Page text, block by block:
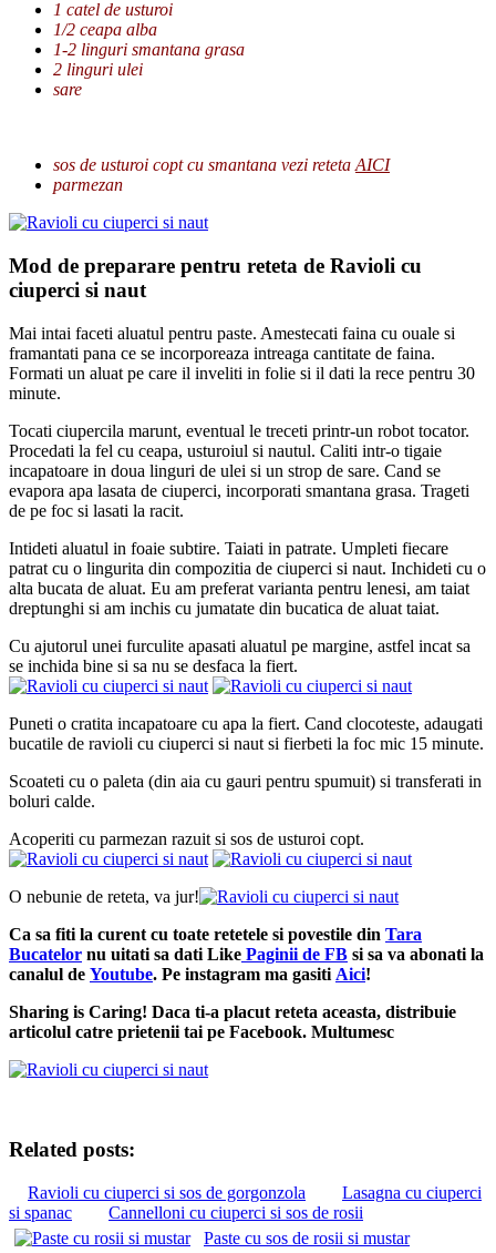
1 catel de usturoi
1/2 ceapa alba
1-2 linguri smantana grasa
2 linguri ulei
sare
sos de usturoi copt cu smantana vezi reteta AICI
parmezan
Mod de preparare pentru reteta de Ravioli cu
ciuperci si naut
Mai intai faceti aluatul pentru paste. Amestecati faina cu ouale si
framantati pana ce se incorporeaza intreaga cantitate de faina.
Formati un aluat pe care il inveliti in folie si il dati la rece pentru 30
minute.
Tocati ciupercila marunt, eventual le treceti printr-un robot tocator.
Procedati la fel cu ceapa, usturoiul si nautul. Caliti intr-o tigaie
incapatoare in doua linguri de ulei si un strop de sare. Cand se
evapora apa lasata de ciuperci, incorporati smantana grasa. Trageti
de pe foc si lasati la racit.
Intideti aluatul in foaie subtire. Taiati in patrate. Umpleti fiecare
patrat cu o lingurita din compozitia de ciuperci si naut. Inchideti cu o
alta bucata de aluat. Eu am preferat varianta pentru lenesi, am taiat
dreptunghi si am inchis cu jumatate din bucatica de aluat taiat.
Cu ajutorul unei furculite apasati aluatul pe margine, astfel incat sa
se inchida bine si sa nu se desfaca la fiert.
Puneti o cratita incapatoare cu apa la fiert. Cand clocoteste, adaugati
bucatile de ravioli cu ciuperci si naut si fierbeti la foc mic 15 minute.
Scoateti cu o paleta (din aia cu gauri pentru spumuit) si transferati in
boluri calde.
Acoperiti cu parmezan razuit si sos de usturoi copt.
O nebunie de reteta, va jur!
Ca sa fiti la curent cu toate retetele si povestile din Tara
Bucatelor nu uitati sa dati Like Paginii de FB si sa va abonati la
canalul de Youtube. Pe instagram ma gasiti Aici!
Sharing is Caring! Daca ti-a placut reteta aceasta, distribuie
articolul catre prietenii tai pe Facebook. Multumesc
Related posts:
Ravioli cu ciuperci si sos de gorgonzola
Lasagna cu ciuperci
si spanac
Cannelloni cu ciuperci si sos de rosii
Paste cu sos de rosii si mustar